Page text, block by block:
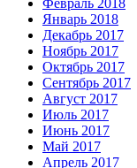
Январь 2018
Декабрь 2017
Ноябрь 2017
Октябрь 2017
Сентябрь 2017
Август 2017
Июль 2017
Июнь 2017
Май 2017
Апрель 2017